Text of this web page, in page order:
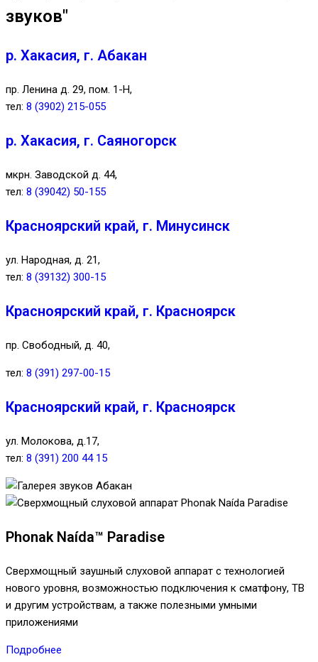
звуков"
р. Хакасия, г. Абакан
пр. Ленина д. 29, пом. 1-Н,
тел: 8 (3902) 215-055
р. Хакасия, г. Саяногорск
мкрн. Заводской д. 44,
тел: 8 (39042) 50-155
Красноярский край, г. Минусинск
ул. Народная, д. 21,
тел: 8 (39132) 300-15
Красноярский край, г. Красноярск
пр. Свободный, д. 40,
тел: 8 (391) 297-00-15
Красноярский край, г. Красноярск
ул. Молокова, д.17,
тел: 8 (391) 200 44 15
Phonak Naída™ Paradise
Сверхмощный заушный слуховой аппарат с технологией
нового уровня, возможностью подключения к сматфону, ТВ
и другим устройствам, а также полезными умными
приложениями
Подробнее